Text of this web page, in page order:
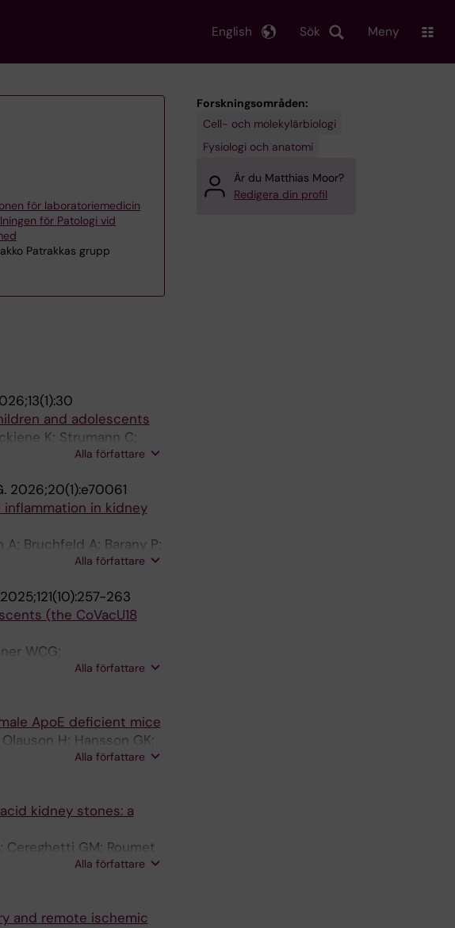
Sök
English Meny
för laboratoriemedicin
för Patologi vid
Patrakkas grupp
and adolescents
K; Strumann C;
Alla författare
2026;20(1):e70061
in kidney
A; Bruchfeld A; Barany P;
Alla författare
2025;121(10):257-263
(the CoVacU18
WCG;
Alla författare
ApoE deficient mice
H; Hansson GK;
Alla författare
kidney stones: a
Cereghetti GM; Roumet
Alla författare
and remote ischemic
Forskningsområden:
Cell- och molekylärbiologi
Fysiologi och anatomi
Är du Matthias Moor?
Redigera din profil